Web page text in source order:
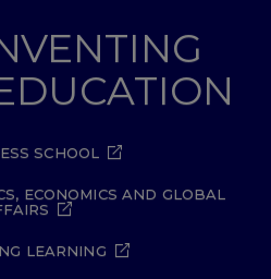
SCHOOL
ECONOMICS AND GLOBAL
LEARNING